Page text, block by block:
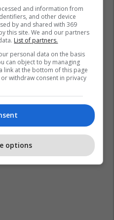
and information from
and other device
by and shared with 369
this site. We and our partners
List of partners.
personal data on the basis
can object to by managing
link at the bottom of this page
withdraw consent in privacy
options